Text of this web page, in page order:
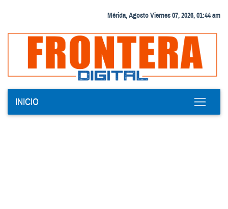
Mérida, Agosto Viernes 07, 2026, 01:44 am
INICIO